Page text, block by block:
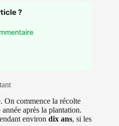
?
On commence la récolte
après la plantation.
environ dix ans, si les